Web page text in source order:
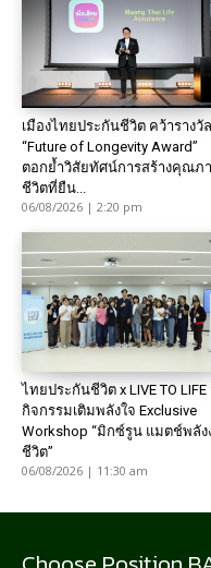
เมืองไทยประกันชีวิต คว้ารางวัล
“Future of Longevity Award”
ตอกย้ำวิสัยทัศน์การสร้างคุณภ
ชีวิตที่ยืน...
06/08/2026 | 2:20 pm
ไทยประกันชีวิต x LIVE TO LIFE
กิจกรรมเติมพลังใจ Exclusive
Workshop “มิกซ์รูน แมตช์พลัง
ชีวิต”
06/08/2026 | 11:30 am